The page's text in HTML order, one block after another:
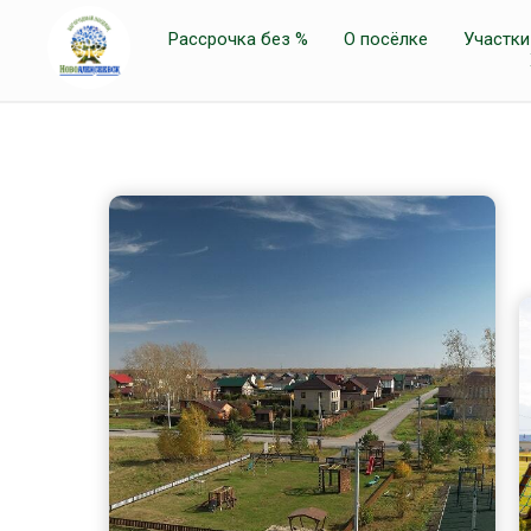
Рассрочка без % О посёлке